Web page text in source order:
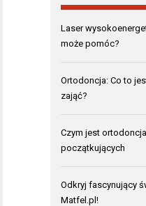
Laser
może pomóc?
Ortodoncja: Co to
zająć?
Czym jest
początkujących
Odkryj fascynujący
Matfel.pl!